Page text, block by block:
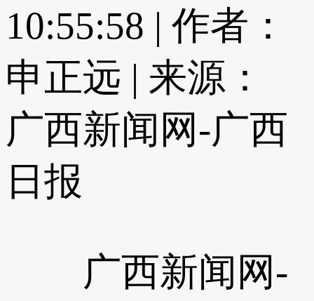
10:55:58 | 作者：
申正远 | 来源：
广西新闻网-广西
日报
广西新闻网-